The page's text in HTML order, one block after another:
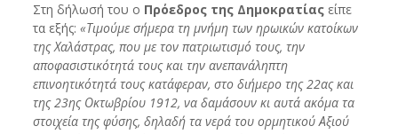
Στη δήλωσή του ο Πρόεδρος της Δημοκρατίαςείπε
τα εξής: «Τιμούμε σήμερα τη μνήμη των ηρωικών κατοίκων
της Χαλάστρας, που με τον πατριωτισμό τους, την
αποφασιστικότητά τους και την ανεπανάληπτη
επινοητικότητά τους κατάφεραν, στο διήμερο της 22ας και
της 23ης Οκτωβρίου 1912, να δαμάσουν κι αυτά ακόμα τα
στοιχεία της φύσης, δηλαδή τα νερά του ορμητικού Αξιού